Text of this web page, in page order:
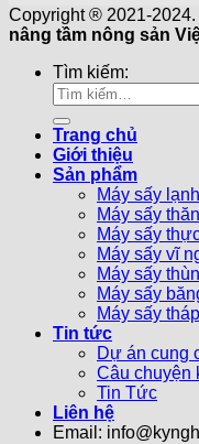
Copyright ® 2021-2024.
nâng tầm nông sản
Tìm kiếm:
Trang chủ
Giới thiệu
Sản phẩm
Máy sấy lạnh
Máy sấy
Máy sấy
Máy sấy vĩ
Máy sấy
Máy sấy
Máy sấy tháp
Tin tức
Dự án cung
Câu chuyện
Tin Tức
Liên hệ
Email: